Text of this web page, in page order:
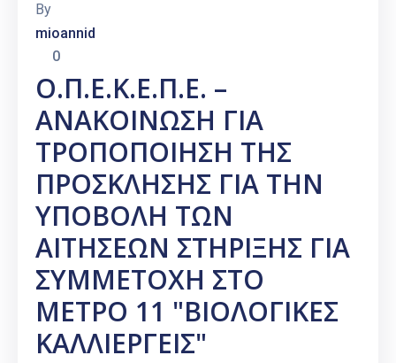
Υπηρεσίες
Του
Δήμου
Προσκλήσεις
Αποφάσεις
Τηλέφωνα
Καιρός
By
mioannid
0
Ο.Π.Ε.Κ.Ε.Π.Ε. –
ΑΝΑΚΟΙΝΩΣΗ ΓΙΑ
ΤΡΟΠΟΠΟΙΗΣΗ ΤΗΣ
ΠΡΟΣΚΛΗΣΗΣ ΓΙΑ ΤΗΝ
ΥΠΟΒΟΛΗ ΤΩΝ
ΑΙΤΗΣΕΩΝ ΣΤΗΡΙΞΗΣ ΓΙΑ
ΣΥΜΜΕΤΟΧΗ ΣΤΟ
ΜΕΤΡΟ 11 "ΒΙΟΛΟΓΙΚΕΣ
ΚΑΛΛΙΕΡΓΕΙΣ"